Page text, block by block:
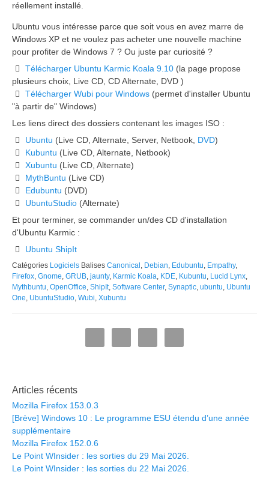
réellement installé.
Ubuntu vous intéresse parce que soit vous en avez marre de
Windows XP et ne voulez pas acheter une nouvelle machine
pour profiter de Windows 7 ? Ou juste par curiosité ?
Télécharger Ubuntu Karmic Koala 9.10(la page propose
plusieurs choix, Live CD, CD Alternate, DVD )
Télécharger Wubi pour Windows(permet d'installer Ubuntu
"à partir de" Windows)
Les liens direct des dossiers contenant les images ISO :
Ubuntu (Live CD, Alternate, Server, Netbook, DVD)
Kubuntu (Live CD, Alternate, Netbook)
Xubuntu (Live CD, Alternate)
MythBuntu (Live CD)
Edubuntu (DVD)
UbuntuStudio(Alternate)
Et pour terminer, se commander un/des CD d'installation
d'Ubuntu Karmic :
Ubuntu ShipIt
Catégories Logiciels Balises Canonical , Debian, Edubuntu, Empathy,
Firefox, Gnome, GRUB, jaunty, Karmic Koala, KDE, Kubuntu, Lucid Lynx,
Mythbuntu, OpenOffice, ShipIt, Software Center, Synaptic, ubuntu, Ubuntu
One, UbuntuStudio, Wubi, Xubuntu
Articles récents
Mozilla Firefox 153.0.3
[Brève] Windows 10 : Le programme ESU étendu d’une année
supplémentaire
Mozilla Firefox 152.0.6
Le Point WInsider : les sorties du 29 Mai 2026.
Le Point WInsider : les sorties du 22 Mai 2026.